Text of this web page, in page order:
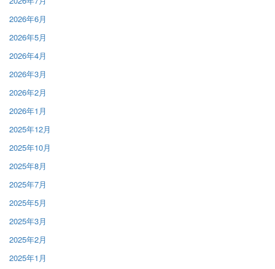
2026年6月
2026年5月
2026年4月
2026年3月
2026年2月
2026年1月
2025年12月
2025年10月
2025年8月
2025年7月
2025年5月
2025年3月
2025年2月
2025年1月